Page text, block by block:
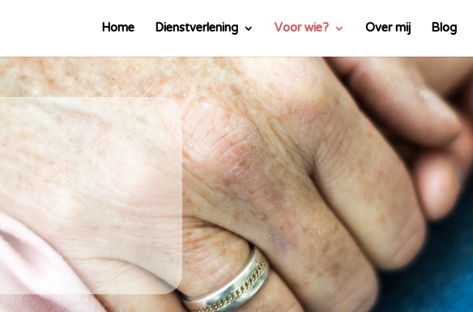
Home Dienstverlening Voor wie? Over mij Blog